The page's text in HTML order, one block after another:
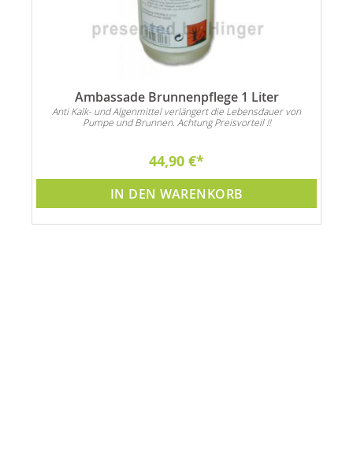
Ambassade Brunnenpflege 1 Liter
Anti Kalk- und Algenmittel verlängert die Lebensdauer von
Pumpe und Brunnen. Achtung Preisvorteil !!
44,90 €
IN DEN WARENKORB